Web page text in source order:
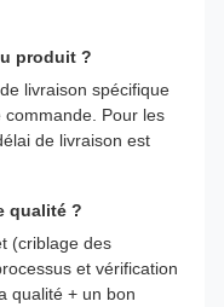
produit ?
livraison spécifique
Pour les
de livraison est
qualité ?
(criblage des
et vérification
qualité + un bon